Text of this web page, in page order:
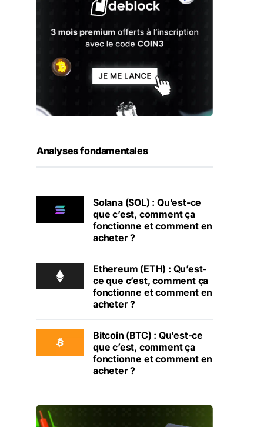
Analyses fondamentales
Solana (SOL) : Qu’est-ce
que c’est, comment ça
fonctionne et comment en
acheter ?
Ethereum (ETH) : Qu’est-
ce que c’est, comment ça
fonctionne et comment en
acheter ?
Bitcoin (BTC) : Qu’est-ce
que c’est, comment ça
fonctionne et comment en
acheter ?